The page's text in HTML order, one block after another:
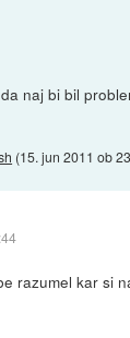
naj bi bil
(15. jun 2011 ob
razumel kar si